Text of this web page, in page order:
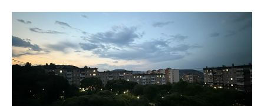
федеральном университете с участием Президента Российской
Федерации Владимира Путина, который поздравил участников
с успешным завершением конкурса и отметил значимость
проекта для развития талантливой молодёжи», - сообщили в
Движении Первых Златоуста. Победителей Всероссийского
конкурса «Большая перемена» ждёт многодневное
«Путешествие мечты» на специальном поезде РЖД по
маршруту Москва-Владивосток с остановками на Байкале и
космодроме Байконур, а также в крупных городах по дороге.